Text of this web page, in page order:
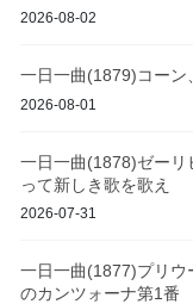
2026-08-02
一日一曲(1879)コーン
2026-08-01
一日一曲(1878)ゼーリ
って新しき歌を歌え
2026-07-31
一日一曲(1877)プリウ
のカンツォーナ第1番